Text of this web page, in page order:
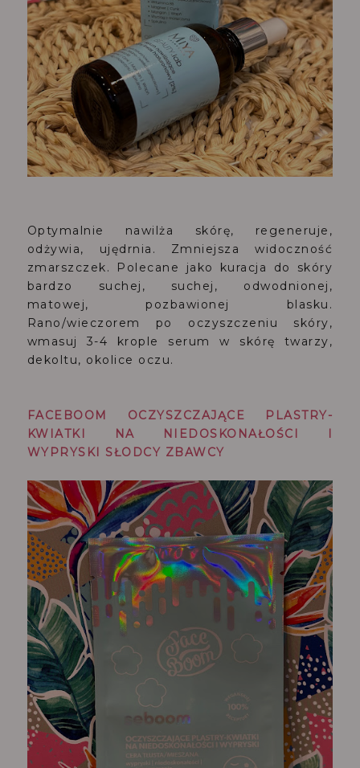
Optymalnie nawilża skórę, regeneruje,
odżywia, ujędrnia. Zmniejsza widoczność
zmarszczek. Polecane jako kuracja do skóry
bardzo suchej, suchej, odwodnionej,
matowej, pozbawionej blasku.
Rano/wieczorem po oczyszczeniu skóry,
wmasuj 3-4 krople serum w skórę twarzy,
dekoltu, okolice oczu.
FACEBOOM OCZYSZCZAJĄCE PLASTRY-
KWIATKI NA NIEDOSKONAŁOŚCI I
WYPRYSKI SŁODCY ZBAWCY